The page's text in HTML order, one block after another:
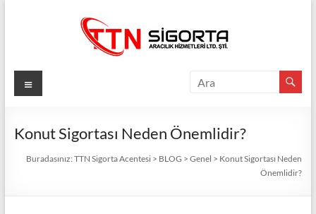
TTN
Acentesi
Güvenli
Menü
Konut Sigortası Neden Önemlidir?
Buradasınız: TTN Sigorta Acentesi > BLOG >Genel > Konut Sigortası Neden
Önemlidir?